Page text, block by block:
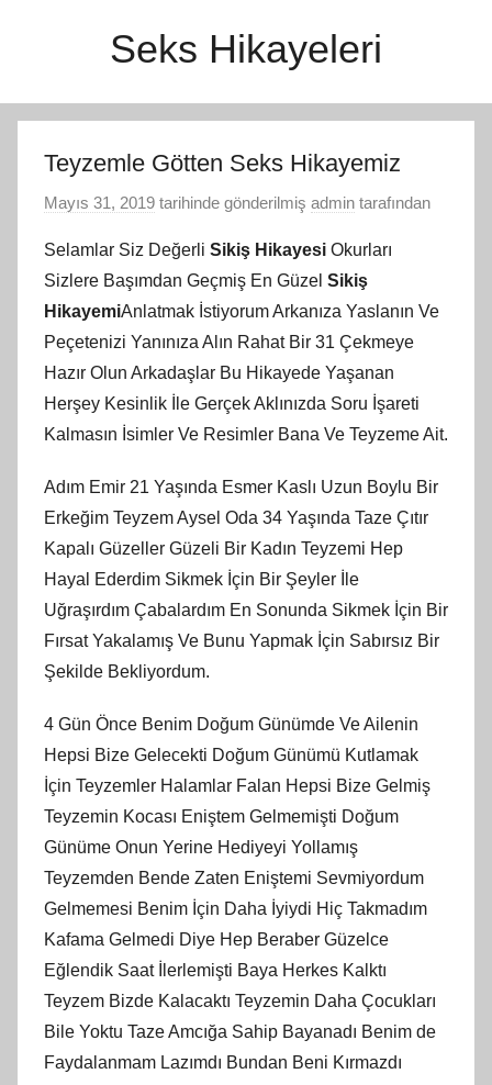
Seks Hikayeleri
Teyzemle Götten Seks Hikayemiz
Mayıs 31, 2019 tarihinde gönderilmiş admin tarafından
Selamlar Siz Değerli Sikiş Hikayesi Okurları
Sizlere Başımdan Geçmiş En Güzel Sikiş
HikayemiAnlatmak İstiyorum Arkanıza Yaslanın Ve
Peçetenizi Yanınıza Alın Rahat Bir 31 Çekmeye
Hazır Olun Arkadaşlar Bu Hikayede Yaşanan
Herşey Kesinlik İle Gerçek Aklınızda Soru İşareti
Kalmasın İsimler Ve Resimler Bana Ve Teyzeme Ait.
Adım Emir 21 Yaşında Esmer Kaslı Uzun Boylu Bir
Erkeğim Teyzem Aysel Oda 34 Yaşında Taze Çıtır
Kapalı Güzeller Güzeli Bir Kadın Teyzemi Hep
Hayal Ederdim Sikmek İçin Bir Şeyler İle
Uğraşırdım Çabalardım En Sonunda Sikmek İçin Bir
Fırsat Yakalamış Ve Bunu Yapmak İçin Sabırsız Bir
Şekilde Bekliyordum.
4 Gün Önce Benim Doğum Günümde Ve Ailenin
Hepsi Bize Gelecekti Doğum Günümü Kutlamak
İçin Teyzemler Halamlar Falan Hepsi Bize Gelmiş
Teyzemin Kocası Eniştem Gelmemişti Doğum
Günüme Onun Yerine Hediyeyi Yollamış
Teyzemden Bende Zaten Eniştemi Sevmiyordum
Gelmemesi Benim İçin Daha İyiydi Hiç Takmadım
Kafama Gelmedi Diye Hep Beraber Güzelce
Eğlendik Saat İlerlemişti Baya Herkes Kalktı
Teyzem Bizde Kalacaktı Teyzemin Daha Çocukları
Bile Yoktu Taze Amcığa Sahip Bayanadı Benim de
Faydalanmam Lazımdı Bundan Beni Kırmazdı